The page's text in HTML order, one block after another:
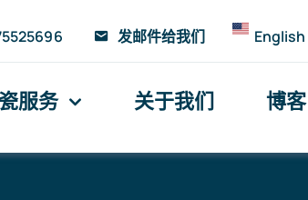
发邮件给我们 English
服务 关于我们 博客